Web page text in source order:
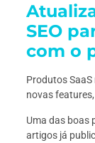
SEO
com o
Produtos
novas
Uma das boas
artigos já